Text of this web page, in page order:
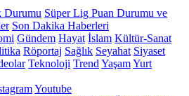
Durumu Süper Lig Puan Durumu ve
Son Dakika Haberleri
Gündem Hayat İslam Kültür-Sanat
Röportaj Sağlık Seyahat Siyaset
Teknoloji Trend YaşamYurt
Youtube